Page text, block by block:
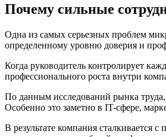
Почему сильные
Одна из самых серьезных проблем
определенному уровню доверия и
Когда руководитель контролирует
профессионального роста внутри
По данным исследований рынка
Особенно это заметно в IT-сфере,
В результате компания сталкивается